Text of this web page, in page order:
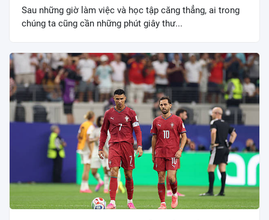
Sau những giờ làm việc và học tập căng thẳng, ai trong
chúng ta cũng cần những phút giây thư...